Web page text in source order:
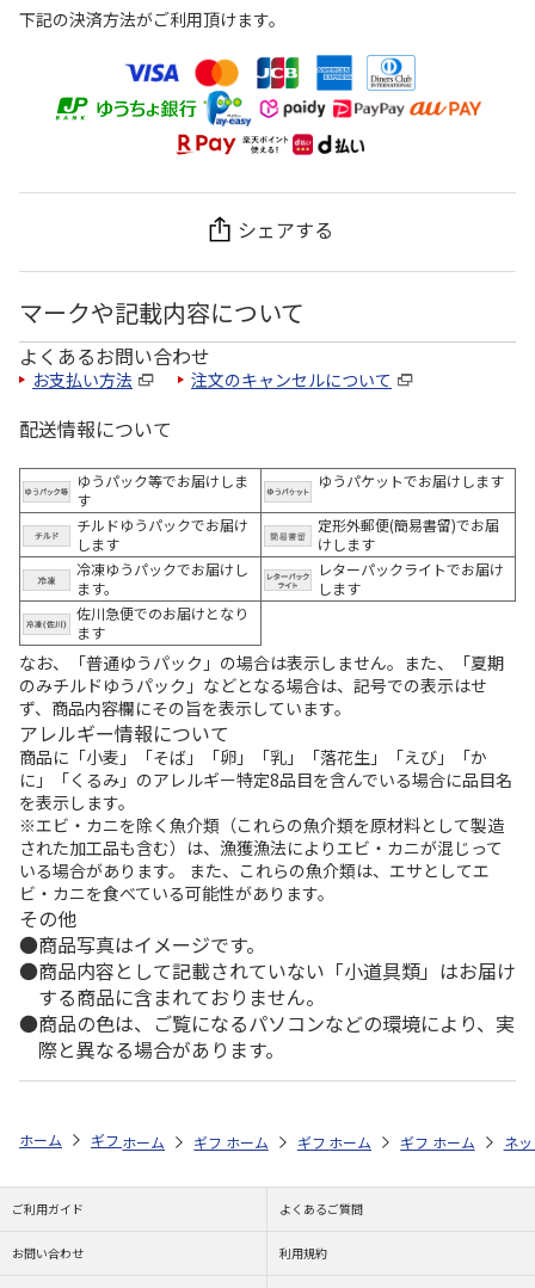
下記の決済方法がご利用頂けます。
シェアする
マークや記載内容について
よくあるお問い合わせ
お支払い方法 注文のキャンセルについて
配送情報について
ゆうパック等でお届けしま
す
ゆうパケットでお届けします
チルドゆうパックでお届け
します
定形外郵便(簡易書留)でお届
けします
冷凍ゆうパックでお届けし
ます。
レターパックライトでお届け
します
佐川急便でのお届けとなり
ます
なお、「普通ゆうパック」の場合は表示しません。また、「夏期
のみチルドゆうパック」などとなる場合は、記号での表示はせ
ず、商品内容欄にその旨を表示しています。
アレルギー情報について
商品に「小麦」「そば」「卵」「乳」「落花生」「えび」「か
に」「くるみ」のアレルギー特定8品目を含んでいる場合に品目名
を表示します。
※エビ・カニを除く魚介類（これらの魚介類を原材料として製造
された加工品も含む）は、漁獲漁法によりエビ・カニが混じって
いる場合があります。 また、これらの魚介類は、エサとしてエ
ビ・カニを食べている可能性があります。
その他
商品写真はイメージです。
商品内容として記載されていない「小道具類」はお届け
する商品に含まれておりません。
商品の色は、ご覧になるパソコンなどの環境により、実
際と異なる場合があります。
ホーム ギフト通販 内祝い・お返し 結婚内祝い 今治謹製 白織
ホーム ギフト通販 内祝い・お返し 結婚内祝い
ホーム ギフト通販 内祝い・お返し
ホーム ギフト通販 内
ホーム ネ
ご利用ガイド よくあるご質問
お問い合わせ 利用規約